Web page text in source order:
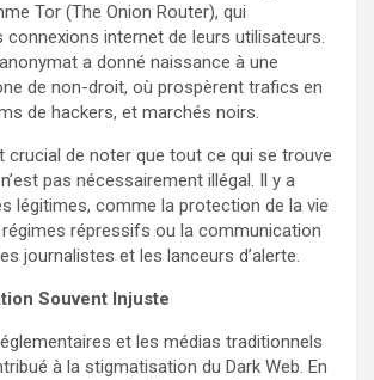
Tor (The Onion Router), qui
connexions internet de leurs utilisateurs.
a donné naissance à une
de non-droit, où prospèrent trafics en
de hackers, et marchés noirs.
crucial de noter que tout ce qui se trouve
pas nécessairement illégal. Il y a
légitimes, comme la protection de la vie
répressifs ou la communication
journalistes et les lanceurs d’alerte.
Souvent Injuste
et les médias traditionnels
à la stigmatisation du Dark Web. En